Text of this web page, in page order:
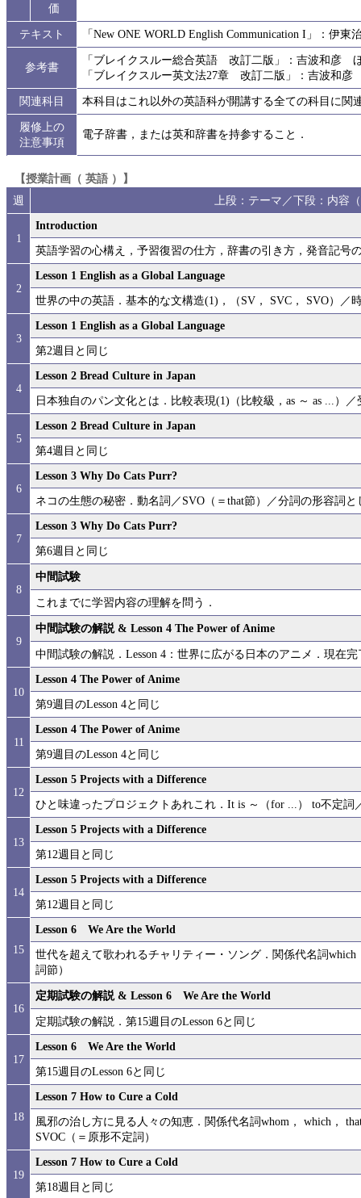
価
テキスト 「New ONE WORLD English Communication I」：伊
参考書
「ブレイクスルー総合英語 改訂二版」：吉波和彦
「ブレイクスルー英文法27章 改訂二版」：吉波和
関連科目
本科目はこれ以外の英語科が開講する全ての科目に関
履修上の
注意事項
電子辞書，または英和辞書を持参すること．
【授業計画（ 英語 ）】
週
上段：テーマ／下段：内容
1
Introduction
英語学習の心構え，予習復習の仕方，辞書の引き方，発音記号
2
Lesson 1 English as a Global Language
世界の中の英語．基本的な文構造(1)，（SV， SVC， SVO）／
3
Lesson 1 English as a Global Language
第2週目と同じ
4
Lesson 2 Bread Culture in Japan
日本独自のパン文化とは．比較表現(1)（比較級，as ～ as ...）
5
Lesson 2 Bread Culture in Japan
第4週目と同じ
6
Lesson 3 Why Do Cats Purr?
ネコの生態の秘密．動名詞／SVO（＝that節）／分詞の形容詞と
7
Lesson 3 Why Do Cats Purr?
第6週目と同じ
8
中間試験
これまでに学習内容の理解を問う．
9
中間試験の解説 & Lesson 4 The Power of Anime
中間試験の解説．Lesson 4：世界に広がる日本のアニメ．現在
10
Lesson 4 The Power of Anime
第9週目のLesson 4と同じ
11
Lesson 4 The Power of Anime
第9週目のLesson 4と同じ
12
Lesson 5 Projects with a Difference
ひと味違ったプロジェクトあれこれ．It is ～（for ...） to不定詞
13
Lesson 5 Projects with a Difference
第12週目と同じ
14
Lesson 5 Projects with a Difference
第12週目と同じ
15
Lesson 6 We Are the World
世代を超えて歌われるチャリティー・ソング．関係代名詞
詞節）
16
定期試験の解説 & Lesson 6 We Are the World
定期試験の解説．第15週目のLesson 6と同じ
17
Lesson 6 We Are the World
第15週目のLesson 6と同じ
18
Lesson 7 How to Cure a Cold
風邪の治し方に見る人々の知恵．関係代名詞whom， which，
SVOC（＝原形不定詞）
19
Lesson 7 How to Cure a Cold
第18週目と同じ